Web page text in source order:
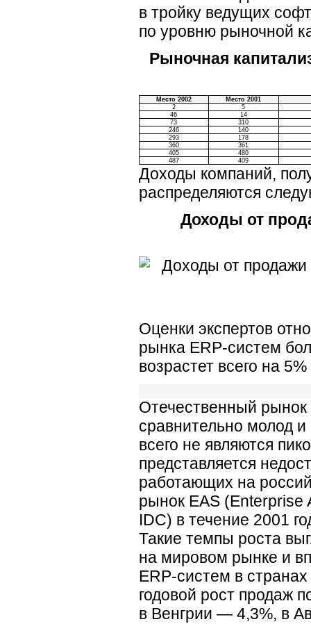
в тройку ведущих
по уровню рыночной
Рыночная
Место 2002
Место 2001
2
5
46
14
73
310
246
140
293
178
360
361
405
480
487
409
Доходы компаний,
распределяются
Доходы от
Оценки экспертов
рынка ERP-систем
возрастет всего на
Отечественный рынок
сравнительно молод
всего не являются
представляется
работающих на
рынок EAS
IDC) в течение 2001
Такие темпы роста
на мировом рынке и
ERP-систем в
годовой рост продаж
в Венгрии — 4,3%, в